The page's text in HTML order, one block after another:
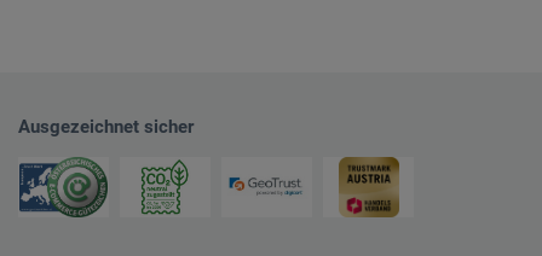
Ausgezeichnet sicher